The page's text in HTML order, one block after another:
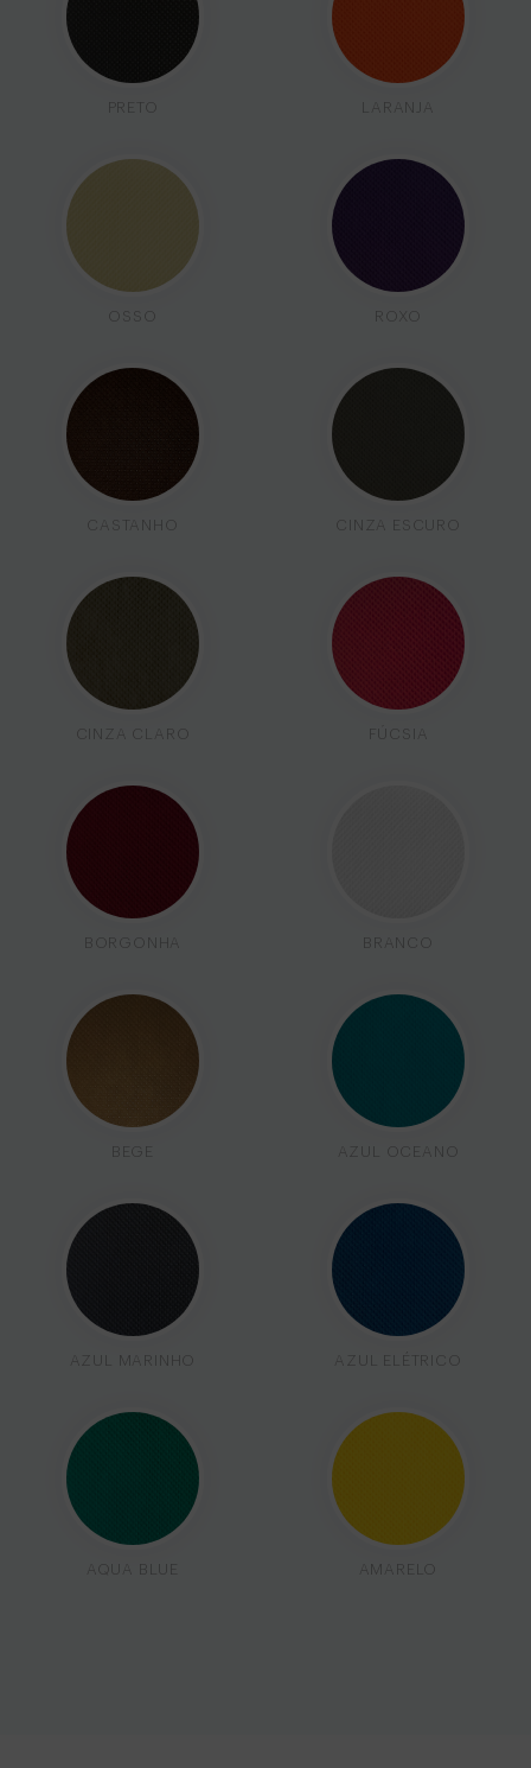
PRETO LARANJA
ROXO
CASTANHO CINZA ESCURO
CINZA CLARO FÚCSIA
BORGONHA BRANCO
BEGE AZUL OCEANO
AZUL MARINHO AZUL ELÉTRICO
AQUA BLUE AMARELO